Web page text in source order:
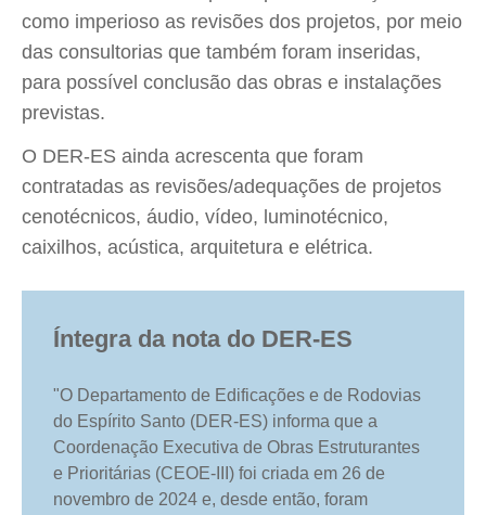
como imperioso as revisões dos projetos, por meio
das consultorias que também foram inseridas,
para possível conclusão das obras e instalações
previstas.
O DER-ES ainda acrescenta que foram
contratadas as revisões/adequações de projetos
cenotécnicos, áudio, vídeo, luminotécnico,
caixilhos, acústica, arquitetura e elétrica.
Íntegra da nota do DER-ES
"O Departamento de Edificações e de Rodovias
do Espírito Santo (DER-ES) informa que a
Coordenação Executiva de Obras Estruturantes
e Prioritárias (CEOE-III) foi criada em 26 de
novembro de 2024 e, desde então, foram